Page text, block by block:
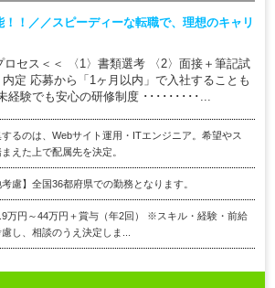
！／／スピーディーな転職で、理想のキャリ
ロセス＜＜ 〈1〉書類選考 〈2〉面接＋筆記試
定 応募から「1ヶ月以内」で入社することも
でも安心の研修制度 ･････････...
るのは、Webサイト運用・ITエンジニア。希望やス
えた上で配属先を決定。
考慮】全国36都府県での勤務となります。
万円～44万円＋賞与（年2回） ※スキル・経験・前給
し、相談のうえ決定しま...